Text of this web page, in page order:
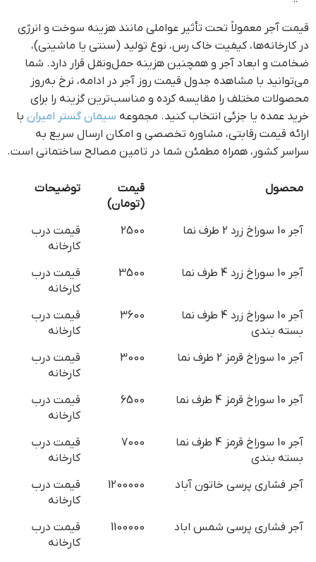
قیمت آجر معمولاً تحت تأثیر عواملی مانند هزینه سوخت و انرژی
در کارخانه‌ها، کیفیت خاک رس، نوع تولید (سنتی یا ماشینی)،
ضخامت و ابعاد آجر و همچنین هزینه حمل‌ونقل قرار دارد. شما
می‌توانید با مشاهده جدول قیمت روز آجر در ادامه، نرخ به‌روز
محصولات مختلف را مقایسه کرده و مناسب‌ترین گزینه را برای
خرید عمده یا جزئی انتخاب کنید. مجموعه سیمان گستر امیران با
ارائه قیمت رقابتی، مشاوره تخصصی و امکان ارسال سریع به
سراسر کشور، همراه مطمئن شما در تامین مصالح ساختمانی است.
محصول
قیمت
(تومان)
توضیحات
آجر 10 سوراخ زرد 2 طرف نما 2500
قیمت درب
کارخانه
آجر 10 سوراخ زرد 4 طرف نما
3500
قیمت درب
کارخانه
آجر 10 سوراخ زرد 4 طرف نما
بسته بندی
3600
قیمت درب
کارخانه
آجر 10 سوراخ قرمز 2 طرف نما
3000
قیمت درب
کارخانه
آجر 10 سوراخ قرمز 4 طرف نما
6500
قیمت درب
کارخانه
آجر 10 سوراخ قرمز 4 طرف نما
بسته بندی
7000
قیمت درب
کارخانه
آجر فشاری پرسی خاتون آباد
1200000
قیمت درب
کارخانه
آجر فشاری پرسی شمس اباد
1100000
قیمت درب
کارخانه